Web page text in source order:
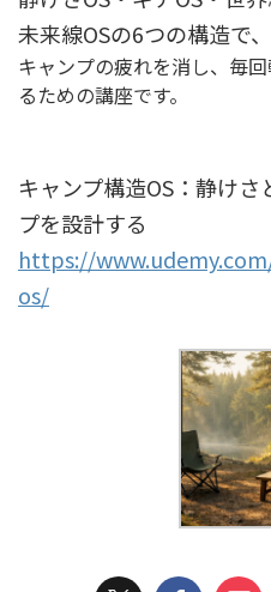
未来線OSの6つの構造で、
キャンプの疲れを消し、毎
るための講座です。
キャンプ構造OS：静け
プを設計する
https://
os/